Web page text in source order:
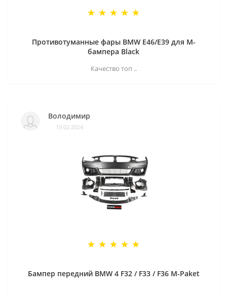
Противотуманные фары BMW E46/E39 для M-
бампера Black
Качество топ ..
Володимир
19.02.2024
Бампер передний BMW 4 F32 / F33 / F36 M-Paket